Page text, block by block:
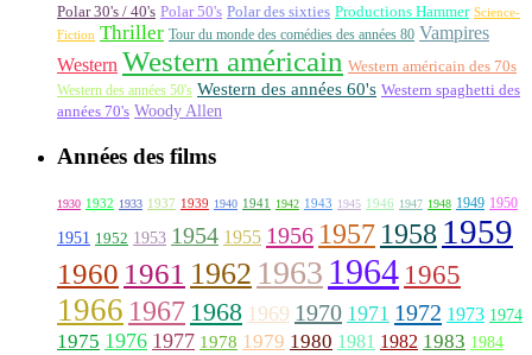
Polar 30's / 40's Polar 50's Polar des sixties Productions Hammer Science-
Fiction Thriller Tour du monde des comédies des années 80 Vampires
Western Western américain Western américain des 70s
Western des années 50's Western des années 60's Western spaghetti des
années 70's Woody Allen
Années des films
1930 1932 1933 1937 1939 1940 1941 1942 1943 1945 1946 1947 1948 1949 1950
1951 1952 1953 1954 1955 1956 1957 1958 1959
1960 1961 1962 1963 1964 1965
1966 1967 1968 1969 1970 1971 1972 1973 1974
1975 1976 1977 1978 1979 1980 1981 1982 1983 1984